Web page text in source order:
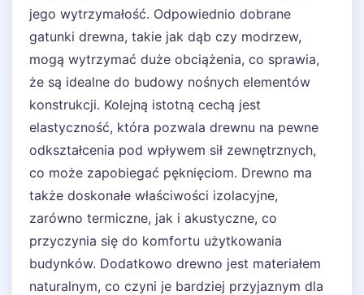
jego wytrzymałość. Odpowiednio dobrane
gatunki drewna, takie jak dąb czy modrzew,
mogą wytrzymać duże obciążenia, co sprawia,
że są idealne do budowy nośnych elementów
konstrukcji. Kolejną istotną cechą jest
elastyczność, która pozwala drewnu na pewne
odkształcenia pod wpływem sił zewnętrznych,
co może zapobiegać pęknięciom. Drewno ma
także doskonałe właściwości izolacyjne,
zarówno termiczne, jak i akustyczne, co
przyczynia się do komfortu użytkowania
budynków. Dodatkowo drewno jest materiałem
naturalnym, co czyni je bardziej przyjaznym dla